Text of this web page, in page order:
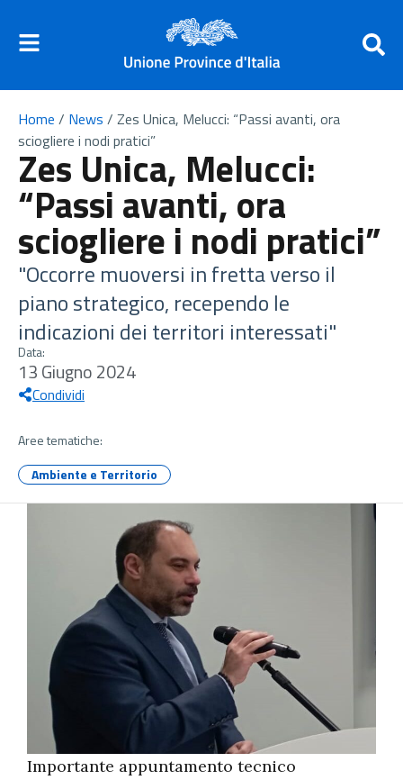
Home / News / Zes Unica, Melucci: “Passi avanti, ora
sciogliere i nodi pratici”
Zes Unica, Melucci:
“Passi avanti, ora
sciogliere i nodi pratici”
"Occorre muoversi in fretta verso il
piano strategico, recependo le
indicazioni dei territori interessati"
Data:
13 Giugno 2024
Condividi
Aree tematiche:
Ambiente e Territorio
Importante appuntamento tecnico